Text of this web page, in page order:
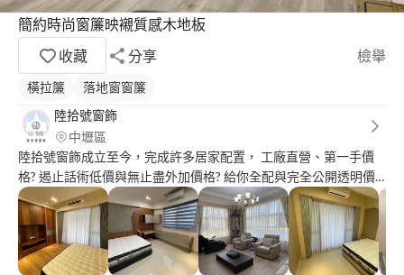
簡約時尚窗簾映襯質感木地板
收藏
分享 檢舉
橫拉簾
落地窗窗簾
陸拾號窗飾
中壢區
陸拾號窗飾成立至今，完成許多居家配置， 工廠直營、第一手價
格? 遏止話術低價與無止盡外加價格? 給你全配與完全公開透明價
格的一條龍服務? 陸拾號窗飾自許窗簾界的特斯拉，直接給你全配
到好